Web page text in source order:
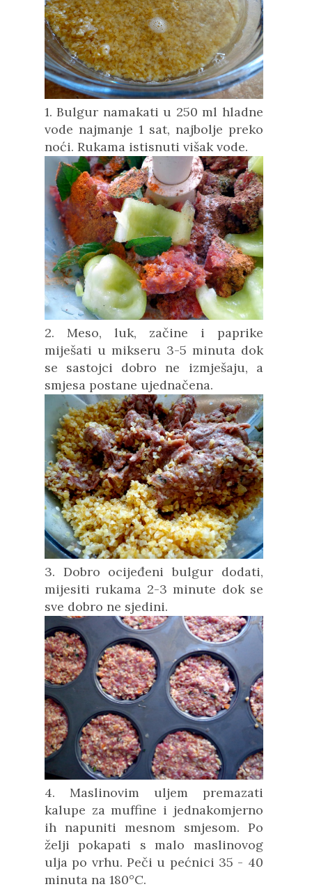
1. Bulgur namakati u 250 ml hladne
vode najmanje 1 sat, najbolje preko
noći. Rukama istisnuti višak vode.
2. Meso, luk, začine i paprike
miješati u mikseru 3-5 minuta dok
se sastojci dobro ne izmješaju, a
smjesa postane ujednačena.
3. Dobro ocijeđeni bulgur dodati,
mijesiti rukama 2-3 minute dok se
sve dobro ne sjedini.
4. Maslinovim uljem premazati
kalupe za muffine i jednakomjerno
ih napuniti mesnom smjesom. Po
želji pokapati s malo maslinovog
ulja po vrhu. Peči u pećnici 35 - 40
minuta na 180°C.